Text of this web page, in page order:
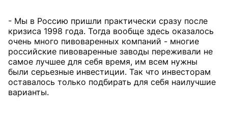
- Мы в Россию пришли практически сразу после
кризиса 1998 года. Тогда вообще здесь оказалось
очень много пивоваренных компаний - многие
российские пивоваренные заводы переживали не
самое лучшее для себя время, им всем нужны
были серьезные инвестиции. Так что инвесторам
оставалось только подбирать для себя наилучшие
варианты.